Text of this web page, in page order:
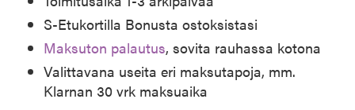
S-Etukortilla Bonusta ostoksistasi
Maksuton palautus, sovita rauhassa kotona
Valittavana useita eri maksutapoja, mm.
Klarnan 30 vrk maksuaika